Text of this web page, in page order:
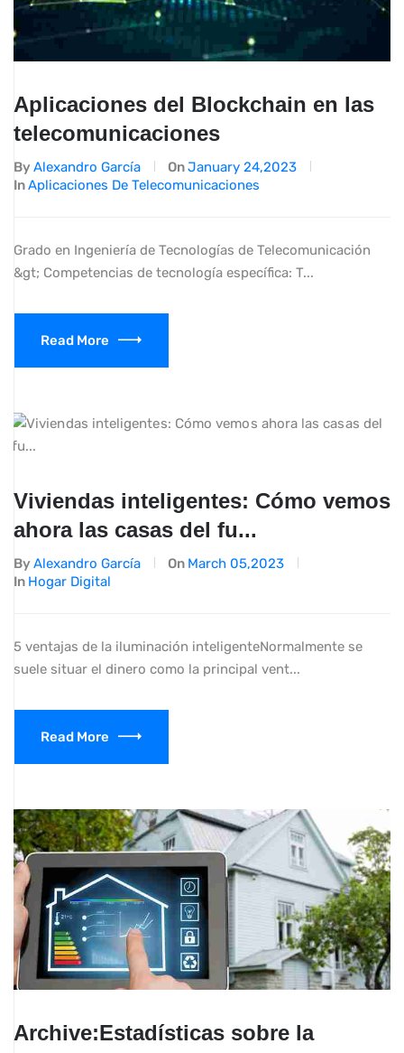
Aplicaciones del Blockchain en las
telecomunicaciones
By Alexandro García OnJanuary 24,2023
InAplicaciones De Telecomunicaciones
Grado en Ingeniería de Tecnologías de Telecomunicación
&gt; Competencias de tecnología específica: T...
Read More
Viviendas inteligentes: Cómo vemos
ahora las casas del fu...
By Alexandro García On March 05,2023
In Hogar Digital
5 ventajas de la iluminación inteligenteNormalmente se
suele situar el dinero como la principal vent...
Read More
Archive:Estadísticas sobre la